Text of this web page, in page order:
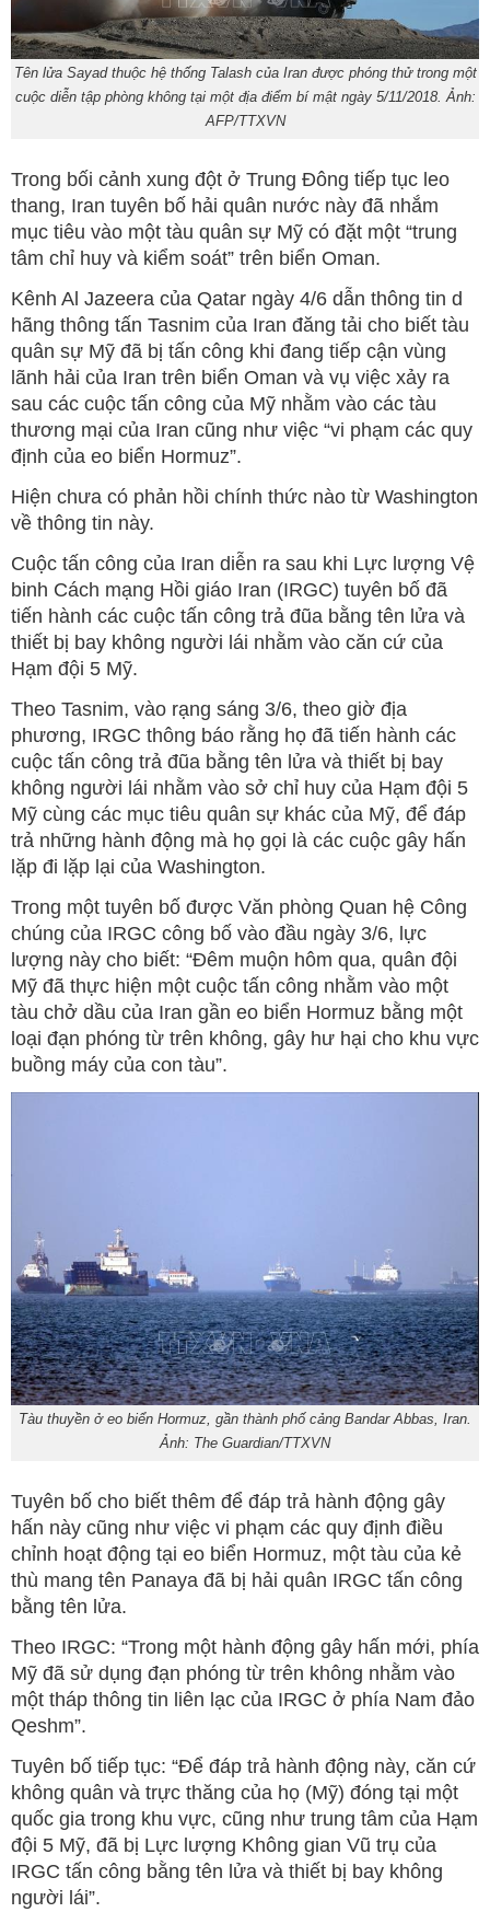
Tên lửa Sayad thuộc hệ thống Talash của Iran được phóng thử trong một
cuộc diễn tập phòng không tại một địa điểm bí mật ngày 5/11/2018. Ảnh:
AFP/TTXVN
Trong bối cảnh xung đột ở Trung Đông tiếp tục leo
thang, Iran tuyên bố hải quân nước này đã nhắm
mục tiêu vào một tàu quân sự Mỹ có đặt một “trung
tâm chỉ huy và kiểm soát” trên biển Oman.
Kênh Al Jazeera của Qatar ngày 4/6 dẫn thông tin d
hãng thông tấn Tasnim của Iran đăng tải cho biết tàu
quân sự Mỹ đã bị tấn công khi đang tiếp cận vùng
lãnh hải của Iran trên biển Oman và vụ việc xảy ra
sau các cuộc tấn công của Mỹ nhằm vào các tàu
thương mại của Iran cũng như việc “vi phạm các quy
định của eo biển Hormuz”.
Hiện chưa có phản hồi chính thức nào từ Washington
về thông tin này.
Cuộc tấn công của Iran diễn ra sau khi Lực lượng Vệ
binh Cách mạng Hồi giáo Iran (IRGC) tuyên bố đã
tiến hành các cuộc tấn công trả đũa bằng tên lửa và
thiết bị bay không người lái nhằm vào căn cứ của
Hạm đội 5 Mỹ.
Theo Tasnim, vào rạng sáng 3/6, theo giờ địa
phương, IRGC thông báo rằng họ đã tiến hành các
cuộc tấn công trả đũa bằng tên lửa và thiết bị bay
không người lái nhằm vào sở chỉ huy của Hạm đội 5
Mỹ cùng các mục tiêu quân sự khác của Mỹ, để đáp
trả những hành động mà họ gọi là các cuộc gây hấn
lặp đi lặp lại của Washington.
Trong một tuyên bố được Văn phòng Quan hệ Công
chúng của IRGC công bố vào đầu ngày 3/6, lực
lượng này cho biết: “Đêm muộn hôm qua, quân đội
Mỹ đã thực hiện một cuộc tấn công nhằm vào một
tàu chở dầu của Iran gần eo biển Hormuz bằng một
loại đạn phóng từ trên không, gây hư hại cho khu vực
buồng máy của con tàu”.
Tàu thuyền ở eo biển Hormuz, gần thành phố cảng Bandar Abbas, Iran.
Ảnh: The Guardian/TTXVN
Tuyên bố cho biết thêm để đáp trả hành động gây
hấn này cũng như việc vi phạm các quy định điều
chỉnh hoạt động tại eo biển Hormuz, một tàu của kẻ
thù mang tên Panaya đã bị hải quân IRGC tấn công
bằng tên lửa.
Theo IRGC: “Trong một hành động gây hấn mới, phía
Mỹ đã sử dụng đạn phóng từ trên không nhằm vào
một tháp thông tin liên lạc của IRGC ở phía Nam đảo
Qeshm”.
Tuyên bố tiếp tục: “Để đáp trả hành động này, căn cứ
không quân và trực thăng của họ (Mỹ) đóng tại một
quốc gia trong khu vực, cũng như trung tâm của Hạm
đội 5 Mỹ, đã bị Lực lượng Không gian Vũ trụ của
IRGC tấn công bằng tên lửa và thiết bị bay không
người lái”.